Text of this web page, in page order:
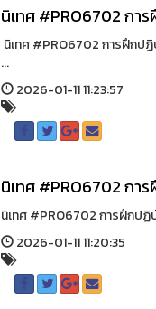
นิเทศ #PRO6702 กา
นิเทศ #PRO6702 การฝึกป
...
2026-01-11 11:23:57
นิเทศ #PRO6702 กา
นิเทศ #PRO6702 การฝึกปฏิ
2026-01-11 11:20:35